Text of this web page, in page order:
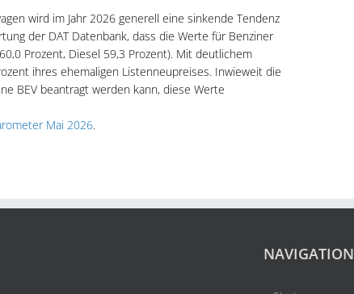
wird im Jahr 2026 generell eine sinkende Tendenz
der DAT Datenbank, dass die Werte für Benziner
Prozent, Diesel 59,3 Prozent). Mit deutlichem
ihres ehemaligen Listenneupreises. Inwieweit die
BEV beantragt werden kann, diese Werte
Mai 2026.
NAVIGATION